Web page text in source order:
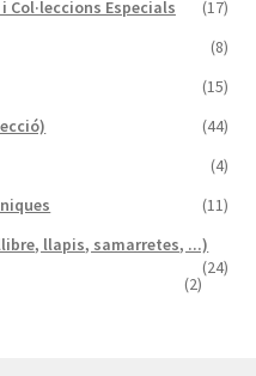
Col·leccions Especials
(17)
(8)
(15)
(44)
(4)
(11)
llapis, samarretes, ...)
(24)
(2)